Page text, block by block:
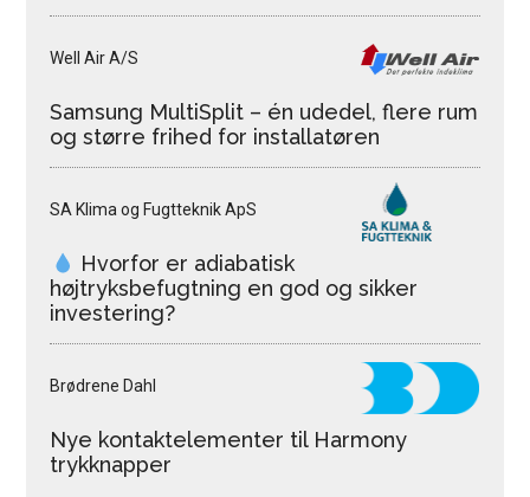
Well Air A/S
Samsung MultiSplit – én udedel, flere rum
og større frihed for installatøren
SA Klima og Fugtteknik ApS
Hvorfor er adiabatisk
højtryksbefugtning en god og sikker
investering?
Brødrene Dahl
Nye kontaktelementer til Harmony
trykknapper